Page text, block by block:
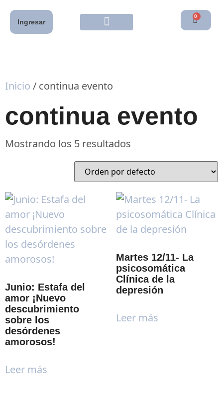
Ingresar
0
Inicio / continua evento
continua evento
Mostrando los 5 resultados
Junio: Estafa del
amor ¡Nuevo
descubrimiento
sobre los
desórdenes
amorosos!
Leer más
Martes 12/11- La
psicosomática
Clínica de la
depresión
Leer más